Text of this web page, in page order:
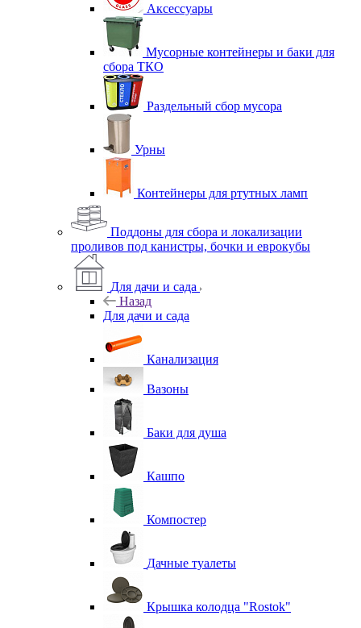
Аксессуары
Мусорные контейнеры и баки для
сбора ТКО
Раздельный сбор мусора
Урны
Контейнеры для ртутных ламп
Поддоны для сбора и локализации
проливов под канистры, бочки и еврокубы
Для дачи и сада
Назад
Для дачи и сада
Канализация
Вазоны
Баки для душа
Кашпо
Компостер
Дачные туалеты
Крышка колодца "Rostok"